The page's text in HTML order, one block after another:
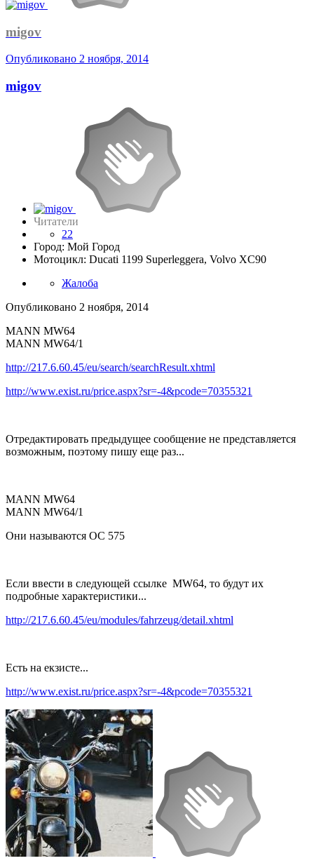
migov
Опубликовано 2 ноября, 2014
migov
Читатели
22
Город: Мой Город
Мотоцикл: Ducati 1199 Superleggera, Volvo XC90
Жалоба
Опубликовано 2 ноября, 2014
MANN MW64
MANN MW64/1
http://217.6.60.45/eu/search/searchResult.xhtml
http://www.exist.ru/price.aspx?sr=-4&pcode=70355321
Отредактировать предыдущее сообщение не представляется
возможным, поэтому пишу еще раз...
MANN MW64
MANN MW64/1
Они называются OC 575
Если ввести в следующей ссылке MW64, то будут их
подробные характеристики...
http://217.6.60.45/eu/modules/fahrzeug/detail.xhtml
Есть на екзисте...
http://www.exist.ru/price.aspx?sr=-4&pcode=70355321